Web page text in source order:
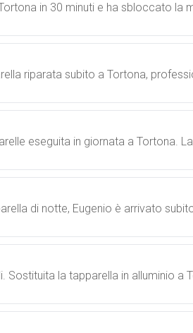
in 30 minuti e ha sbloccato la
riparata subito a Tortona,
eseguita in giornata a Tortona.
di notte, Eugenio è arrivato
Sostituita la tapparella in alluminio a